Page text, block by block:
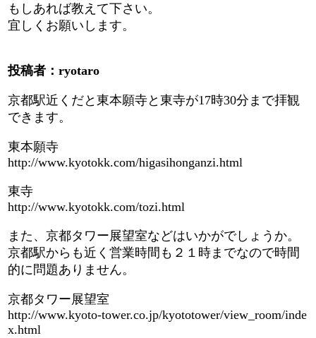
もしあれば教えて下さい。
宜しくお願いします。
投稿者：ryotaro
京都駅近くだと東本願寺と東寺が17時30分まで拝観
できます。
東本願寺
http://www.kyotokk.com/higasihonganzi.html
東寺
http://www.kyotokk.com/tozi.html
また、京都タワー展望室などはいかがでしょうか。
京都駅からも近く営業時間も２１時までなので時間
的に問題ありません。
京都タワー展望室
http://www.kyoto-tower.co.jp/kyototower/view_room/inde
x.html